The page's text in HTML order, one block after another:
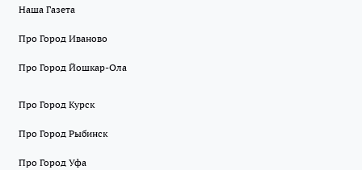
Наша Газета
Про Город Иваново
Про Город Йошкар-Ола
Про Город Курск
Про Город Рыбинск
Про Город Уфа